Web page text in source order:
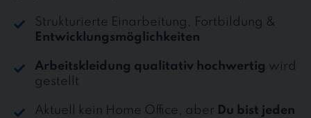
Strukturierte Einarbeitung, Fortbildung &
Entwicklungsmöglichkeiten
Arbeitskleidung qualitativ hochwertig wird
gestellt
Aktuell kein Home Office, aber
Du bist jeden